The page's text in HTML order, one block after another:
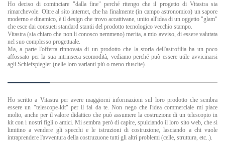
Ho deciso di cominciare "dalla fine" perché ritengo che il progetto di Vitastra sia
rimarchevole. Oltre al sito internet, che ha finalmente (in campo astronomico) un sapore
moderno e dinamico, è il design che trovo accattivane, unito all'idea di un oggetto "glam"
che esce dai consueti standard stantii del prodotto tecnologico vecchio stampo.
Vitastra (sia chiaro che non li conosco nemmeno) merita, a mio avviso, di essere valutata
nel suo complesso progettuale.
Ma, a parte l'offerta rinnovata di un prodotto che la storia dell'astrofilia ha un poco
affossato per la sua intrinseca scomodità, vediamo perché può essere utile avvicinarsi
agli Schiefspiegler (nelle loro varianti più o meno riuscite).
Ho scritto a Vitastra per avere maggiorni informazioni sul loro prodotto che sembra
essere un "telescope-kit" per il fai da te. Non nego che l'idea commerciale mi piace
molto, anche per il valore didattico che può assumere la costruzione di un telescopio in
kit con i nostri figli o amici. Mi sembra però di capire, spulciando il loro sito web, che si
limitino a vendere gli specchi e le istruzioni di costruzione, lasciando a chi vuole
intraprendere l'avventura della costruzuone tutti gli altri problemi (celle, struttura, etc..).